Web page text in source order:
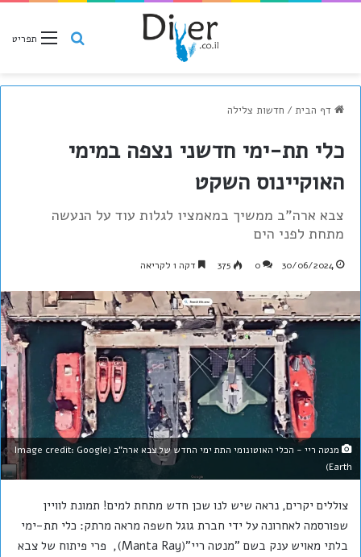
תפריט חיפוש
דף הבית / חדשות צלילה
כלי תת-ימי חדשני נצפה במימי
האוקיינוס השקט
צבא ארה"ב ממשיך במאמציו לגלות עוד על הנעשה
מתחת לפני הים
30/06/2024
0
375 דקה 1 לקריאה
מנטה ריי - הכלי האוטונומי התת ימי החדש של צבא ארה"ב (Image credit: Google
Earth)
צוללים יקרים, נראה שיש לנו שכן חדש מתחת למים! תמונת לוויין
שפורסמה לאחרונה על ידי חברת גוגל חשפה מראה מרתק: כלי תת-ימי
בלתי מאויש ענק בשם "מנטה ריי"(Manta Ray), פרי פיתוח של צבא